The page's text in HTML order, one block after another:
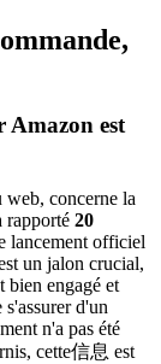
Amazon est
concerne la
rapporté 20
lancement officiel
un jalon crucial,
bien engagé et
d'un
n'a pas été
cette信息 est